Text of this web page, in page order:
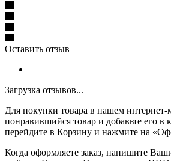
Оставить отзыв
Загрузка отзывов...
Для покупки товара в нашем интернет-
понравившийся товар и добавьте его в
перейдите в Корзину и нажмите на
Когда оформляете заказ, напишите